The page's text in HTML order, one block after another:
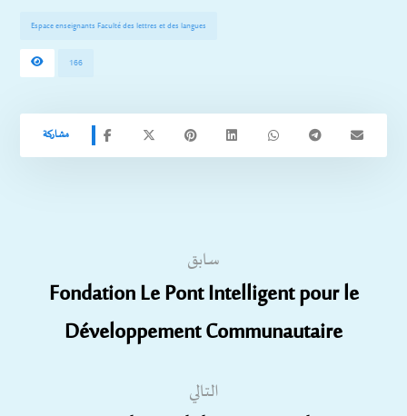
Espace enseignants Faculté des lettres et des langues
166
سابق
Fondation Le Pont Intelligent pour le
Développement Communautaire
التالي